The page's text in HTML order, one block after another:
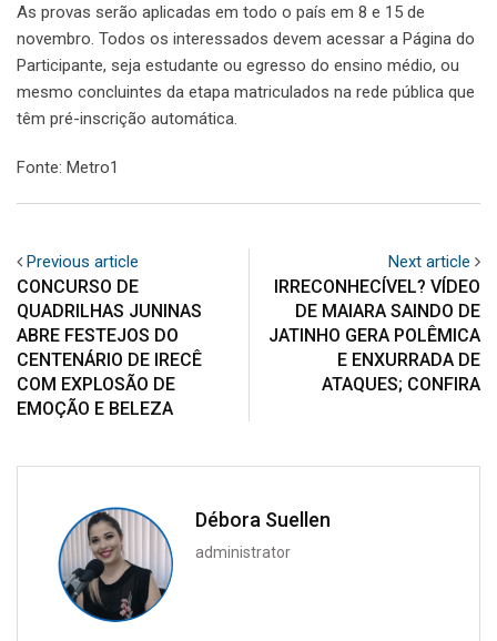
As provas serão aplicadas em todo o país em 8 e 15 de
novembro. Todos os interessados devem acessar a Página do
Participante, seja estudante ou egresso do ensino médio, ou
mesmo concluintes da etapa matriculados na rede pública que
têm pré-inscrição automática.
Fonte: Metro1
Previous article
CONCURSO DE
QUADRILHAS JUNINAS
ABRE FESTEJOS DO
CENTENÁRIO DE IRECÊ
COM EXPLOSÃO DE
EMOÇÃO E BELEZA
Next article
IRRECONHECÍVEL? VÍDEO
DE MAIARA SAINDO DE
JATINHO GERA POLÊMICA
E ENXURRADA DE
ATAQUES; CONFIRA
Débora Suellen
administrator